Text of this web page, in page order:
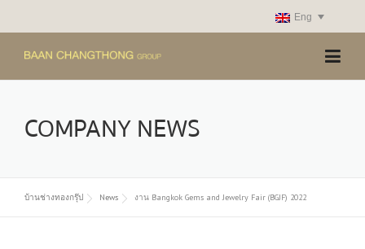
Eng
COMPANY NEWS
บ้านช่างทองกรุ๊ป News งาน Bangkok Gems and Jewelry Fair (BGJF) 2022